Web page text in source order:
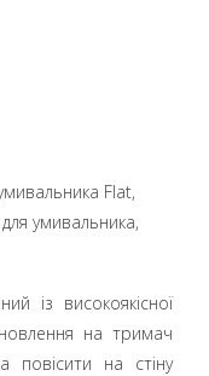
Flat,
умивальника,
із високоякісної
на тримач
на стіну